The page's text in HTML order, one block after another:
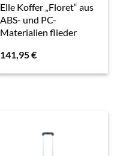
Elle Koffer „Floret“ aus
ABS- und PC-
Materialien flieder
141,95€